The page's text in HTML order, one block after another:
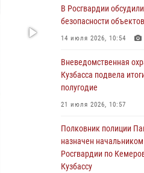
специалистов
подразделений
профессиональным
С 1 сентября 2026 года
федеральный закон о
Росгвардейцы
виновника причинения
кемеровчанину
В Росгвардии
безопасности
14 июля 2026, 10:54
Вневедомственная
Кузбасса подвела
полугодие
21 июля 2026, 10:57
Полковник полиции
назначен
Росгвардии по
Кузбассу